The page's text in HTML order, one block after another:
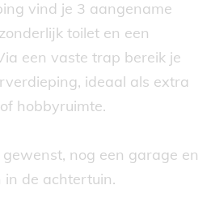
vind je 3 aangename
toilet en een
een vaste trap bereik je
ideaal als extra
hobbyruimte.
gewenst, nog een garage en
de achtertuin.